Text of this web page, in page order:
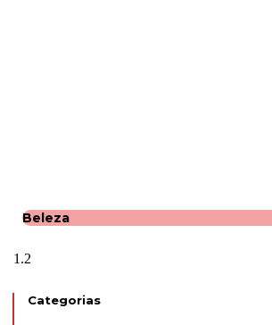
Beleza
Categorias